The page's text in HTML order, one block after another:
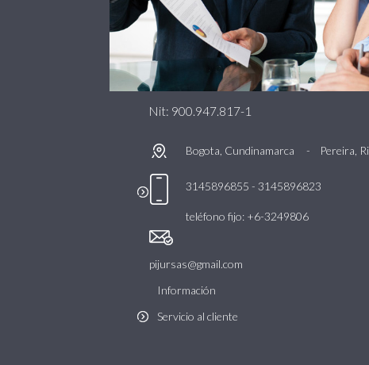
Nit: 900.947.817-1
Bogota, Cundinamarca - Pereira,
3145896855 - 3145896823
teléfono fijo: +6-3249806
pijursas@gmail.com
Información
Servicio al cliente